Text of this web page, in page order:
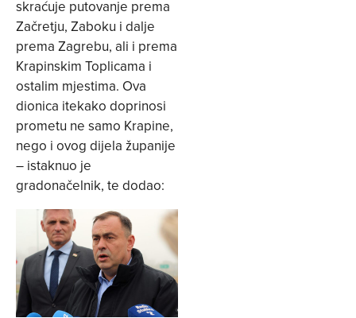
skraćuje putovanje prema
Začretju, Zaboku i dalje
prema Zagrebu, ali i prema
Krapinskim Toplicama i
ostalim mjestima. Ova
dionica itekako doprinosi
prometu ne samo Krapine,
nego i ovog dijela županije
– istaknuo je
gradonačelnik, te dodao: